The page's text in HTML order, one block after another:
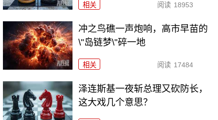
相关 阅读 18953
冲之鸟礁一声炮响，高市早苗的
\"岛链梦\"碎一地
相关 阅读 17484
泽连斯基一夜斩总理又砍防长，
这大戏几个意思？